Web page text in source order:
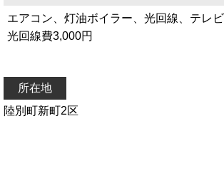
エアコン、灯油ボイラー、光回線、テレビ
光回線費3,000円
所在地
陸別町新町2区